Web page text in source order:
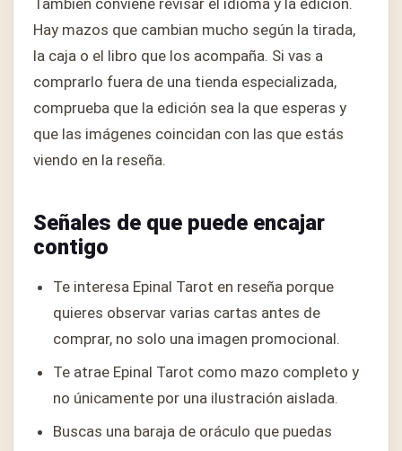
Hay mazos que cambian mucho según la tirada,
la caja o el libro que los acompaña. Si vas a
comprarlo fuera de una tienda especializada,
comprueba que la edición sea la que esperas y
que las imágenes coincidan con las que estás
viendo en la reseña.
Señales de que puede encajar
contigo
Te interesa Epinal Tarot en reseña porque
quieres observar varias cartas antes de
comprar, no solo una imagen promocional.
Te atrae Epinal Tarot como mazo completo y
no únicamente por una ilustración aislada.
Buscas una baraja de oráculo que puedas